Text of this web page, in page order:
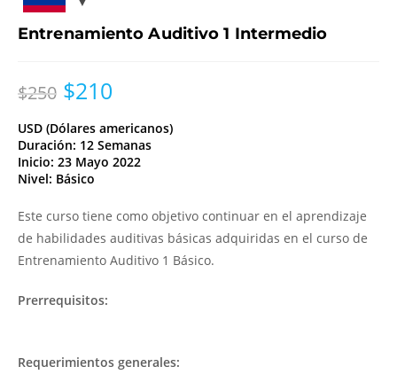
Entrenamiento Auditivo 1 Intermedio
$250 $210
USD (Dólares americanos)
Duración: 12 Semanas
Inicio: 23 Mayo 2022
Nivel: Básico
Este curso tiene como objetivo continuar en el aprendizaje
de habilidades auditivas básicas adquiridas en el curso de
Entrenamiento Auditivo 1 Básico.
Prerrequisitos:
Requerimientos generales: